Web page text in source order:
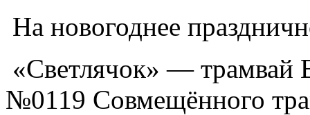
На новогоднее
«Светлячок» — трамвай
№0119 Совмещённого